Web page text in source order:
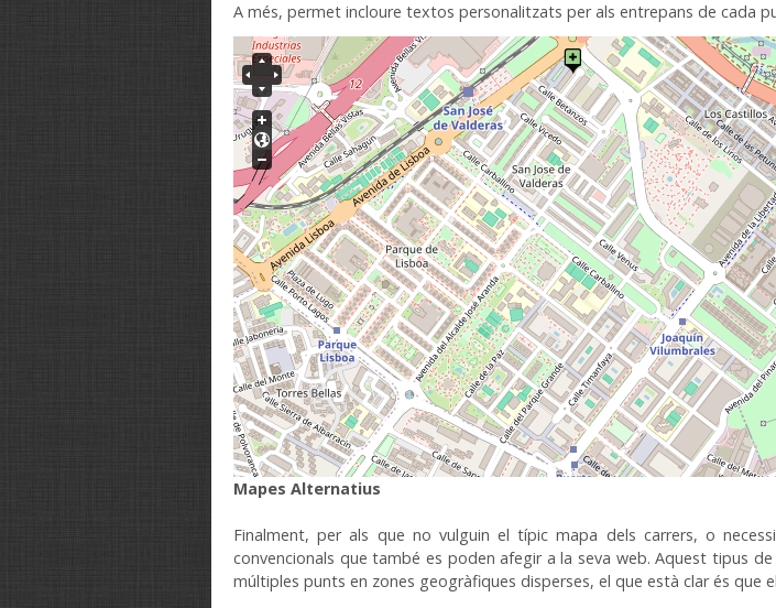
A més, permet incloure textos personalitzats per als entrepans de cada
Mapes Alternatius
Finalment, per als que no vulguin el típic mapa dels carrers, o
convencionals que també es poden afegir a la seva web. Aquest tipus de
múltiples punts en zones geogràfiques disperses, el que està clar és que